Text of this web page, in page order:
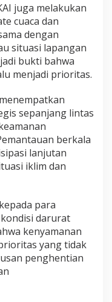
juga melakukan
cuaca dan
dengan
situasi lapangan
bukti bahwa
menjadi prioritas.
sepanjang lintas
berkala
lanjutan
iklim dan
para
darurat
kenyamanan
yang tidak
penghentian